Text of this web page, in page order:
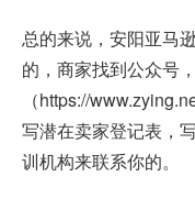
总的来说，安阳亚马
的，商家找到公众号
（https://
写潜在卖家登记表，
训机构来联系你的。